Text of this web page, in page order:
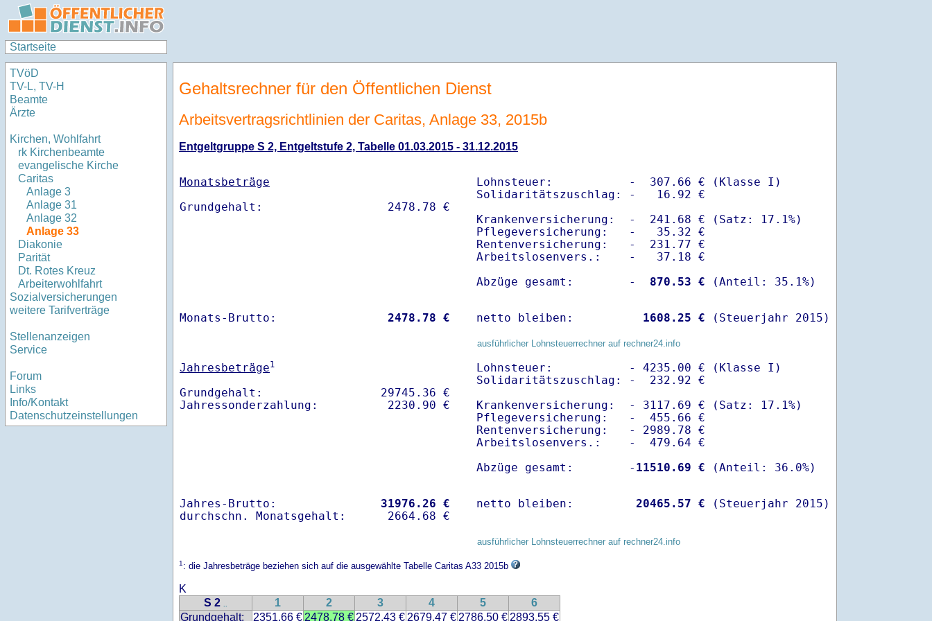
Startseite
TVöD
TV-L, TV-H
Beamte
Ärzte
Kirchen, Wohlfahrt
rk Kirchenbeamte
evangelische Kirche
Caritas
Anlage 3
Anlage 31
Anlage 32
Anlage 33
Diakonie
Parität
Dt. Rotes Kreuz
Arbeiterwohlfahrt
Sozialversicherungen
weitere Tarifverträge
Stellenanzeigen
Service
Forum
Links
Info/Kontakt
Datenschutzeinstellungen
Gehaltsrechner für den Öffentlichen Dienst
Arbeitsvertragsrichtlinien der Caritas, Anlage 33, 2015b
Entgeltgruppe S 2, Entgeltstufe 2, Tabelle 01.03.2015 - 31.12.2015
Monatsbeträge
Lohnsteuer:           -  307.66 € (Klasse I)
Solidaritätszuschlag: -   16.92 €
Krankenversicherung:  -  241.68 € (Satz: 17.1%)
Pflegeversicherung:   -   35.32 €
Rentenversicherung:   -  231.77 €
Arbeitslosenvers.:    -   37.18 €
Abzüge gesamt:        -
  870.53 €
Monats-Brutto: 2478.78 € netto bleiben: 1608.25 € (Steuerjahr 2015)
ausführlicher Lohnsteuerrechner auf rechner24.info
Jahresbeträge1
Grundgehalt:                 29745.36 €
Lohnsteuer:           - 4235.00 € (Klasse I)
Solidaritätszuschlag: -  232.92 €
Krankenversicherung:  - 3117.69 € (Satz: 17.1%)
Pflegeversicherung:   -  455.66 €
Rentenversicherung:   - 2989.78 €
Arbeitslosenvers.:    -  479.64 €
Abzüge gesamt:        - 11510.69 €
Jahres-Brutto: 31976.26 €
netto bleiben: 20465.57 € (Steuerjahr 2015)
ausführlicher Lohnsteuerrechner auf rechner24.info
1: die Jahresbeträge beziehen sich auf die ausgewählte Tabelle Caritas A33 2015b
K
S 2 .. 1 2 3 4 5
6
Grundgehalt:
2351.66 € 2478.78 € 2572.43 € 2679.47 € 2786.50 € 2893.55 €